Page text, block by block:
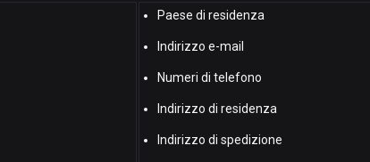
Paese di residenza
Indirizzo e-mail
Numeri di telefono
Indirizzo di residenza
Indirizzo di spedizione